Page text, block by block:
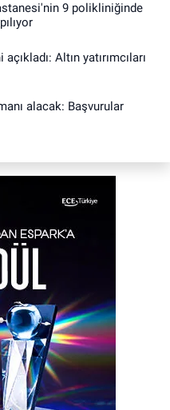
9 polikliniğinde
Altın yatırımcıları
alacak: Başvurular